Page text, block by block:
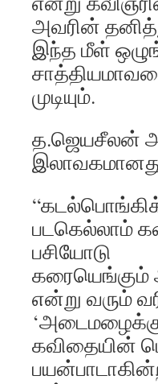
அவரின்
இந்த மீள்
முடியும்.
த.ஜெயசீலன்
“கடல்பொங்கிக்
படகெல்லாம்
பசியோடு
என்று வரும்
கவிதையின்